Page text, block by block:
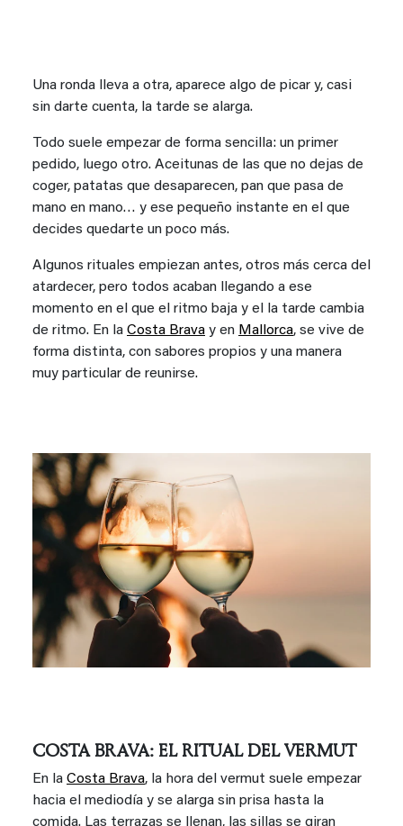
Una ronda lleva a otra, aparece algo de picar y, casi
sin darte cuenta, la tarde se alarga.
Todo suele empezar de forma sencilla: un primer
pedido, luego otro. Aceitunas de las que no dejas de
coger, patatas que desaparecen, pan que pasa de
mano en mano… y ese pequeño instante en el que
decides quedarte un poco más.
Algunos rituales empiezan antes, otros más cerca del
atardecer, pero todos acaban llegando a ese
momento en el que el ritmo baja y el la tarde cambia
de ritmo. En la Costa Brava y en Mallorca, se vive de
forma distinta, con sabores propios y una manera
muy particular de reunirse. ​
COSTA BRAVA: EL RITUAL DEL VERMUT
En la Costa Brava, la hora del vermut suele empezar
hacia el mediodía y se alarga sin prisa hasta la
comida. Las terrazas se llenan, las sillas se giran